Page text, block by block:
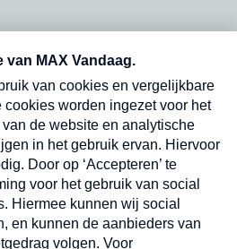
en dinsdagochtend in
Verzend